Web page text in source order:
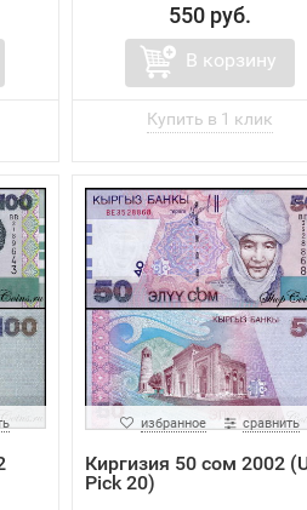
550 руб.
В корзину
избранное сравнить
Киргизия 50 сом 2002
Pick 20)